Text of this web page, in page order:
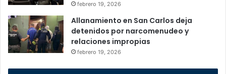
febrero 19, 2026
Allanamiento en San Carlos deja
detenidos por narcomenudeo y
relaciones impropias
febrero 19, 2026